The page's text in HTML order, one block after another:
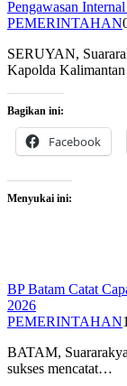
Pengawasan
PEMERINTAHAN
SERUYAN,
Kapolda
Bagikan ini:
Facebook
Menyukai ini:
BP Batam Catat
2026
PEMERINTAHAN
BATAM,
sukses mencatat…